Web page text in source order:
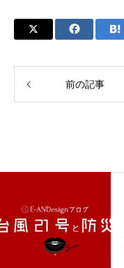
前の記事